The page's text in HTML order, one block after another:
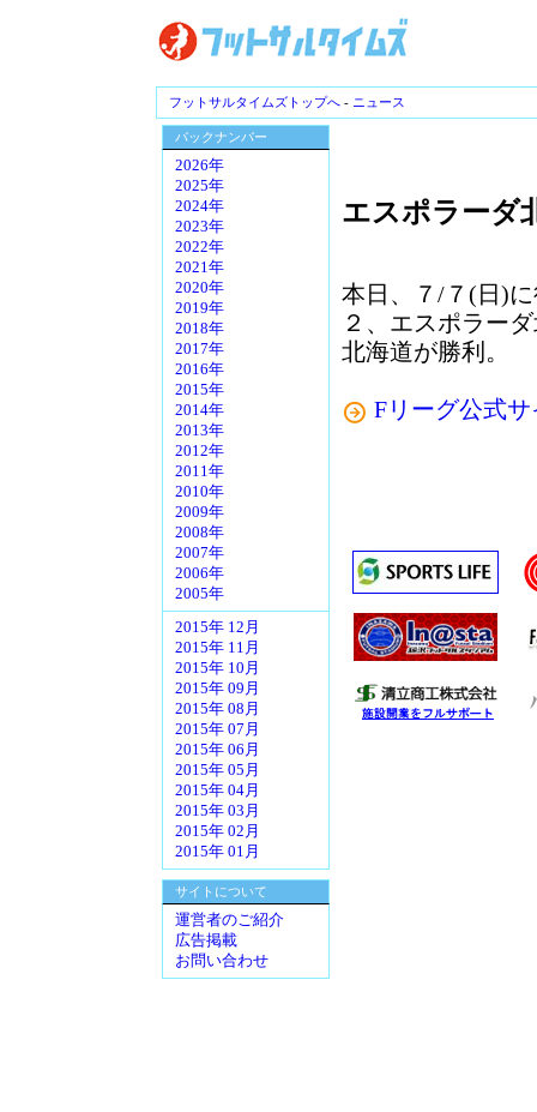
フットサルタイムズトップへ - ニュース
バックナンバー
2026年
2025年
2024年
2023年
2022年
2021年
2020年
2019年
2018年
2017年
2016年
2015年
2014年
2013年
2012年
2011年
2010年
2009年
2008年
2007年
2006年
2005年
2015年 12月
2015年 11月
2015年 10月
2015年 09月
2015年 08月
2015年 07月
2015年 06月
2015年 05月
2015年 04月
2015年 03月
2015年 02月
2015年 01月
サイトについて
運営者のご紹介
広告掲載
お問い合わせ
エスポラーダ
本日、７/７(日)
２、エスポラー
北海道が勝利。
Fリーグ公式サ